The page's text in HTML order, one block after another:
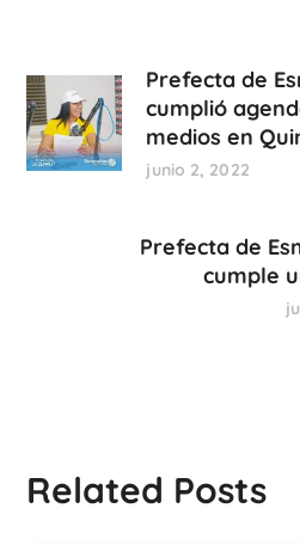
Prefecta de
cumplió
medios en
junio 2, 2022
Prefecta de
cumple
Related Posts